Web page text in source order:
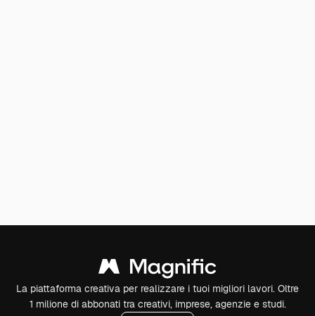
La piattaforma creativa per realizzare i tuoi migliori lavori. Oltre
1 milione di abbonati tra creativi, imprese, agenzie e studi.